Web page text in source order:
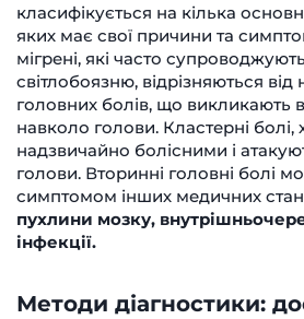
класифікується на кілька
яких має свої причини та
мігрені, які часто
світлобоязню, відрізняються
головних болів, що викликають
навколо голови. Кластерні болі,
надзвичайно болісними і
голови. Вторинні головні болі
симптомом інших медичних
пухлини мозку,
інфекції.
Методи діагностики: